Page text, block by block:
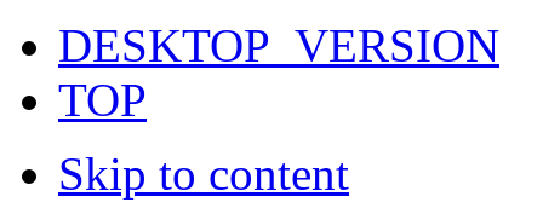
DESKTOP_VERSION
TOP
Skip to content